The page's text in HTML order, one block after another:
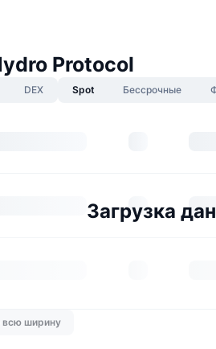
Protocol
DEX Spot Бессрочные
Загрузка
всю ширину